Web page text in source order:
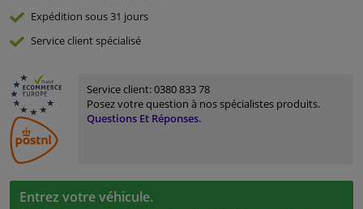
Capteurs & électronique
Expédition sous 31 jours
Serviceclient spécialisé
Service client:0380 833 78
Posez votre question à nos spécialistes produits.
Questions Et Réponses.
Entrez votre véhicule.